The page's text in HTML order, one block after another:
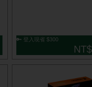
🔑 登入現省 $300